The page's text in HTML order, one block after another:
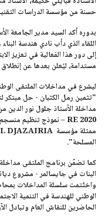
حسنة من مؤسسة الدراسات
بدوره أكد السيد مدير الجامعة
اللقاء الذي دأب نادي هندسة
إلى دور هذا الفعالية في تعزيز
مستدامة، ليُعلن بعدها عن
ليشرع في مداخلات الملتقى
"تثمين رمل الكثبان - حل مبتكر
مداخلة الأستاذ جلول نور الدين
RE 2020 – نموذج تنظيم منسجم مع البناء المستدام"
ممثلة مؤسسة DJAZAIRIA
المسلحة".
كما تضمّن برنامج الملتقى
البنات في جايسالمر - مشروع
واختُتمت سلسلة المداخلات
الوطني للهندسة في التنمية
الحاضرين للنقاش العام وتبادل